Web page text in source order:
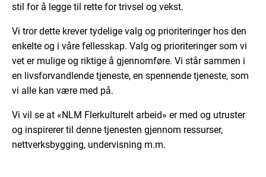
stil for å legge til rette for trivsel og vekst.
Vi tror dette krever tydelige valg og prioriteringer hos den
enkelte og i våre fellesskap. Valg og prioriteringer som vi
vet er mulige og riktige å gjennomføre. Vi står sammen i
en livsforvandlende tjeneste, en spennende tjeneste, som
vi alle kan være med på.
Vi vil se at «NLM Flerkulturelt arbeid» er med og utruster
og inspirerer til denne tjenesten gjennom ressurser,
nettverksbygging, undervisning m.m.